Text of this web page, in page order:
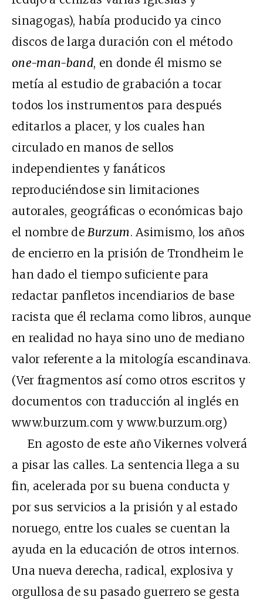
sinagogas), había producido ya cinco
discos de larga duración con el método
one-man-band, en donde él mismo se
metía al estudio de grabación a tocar
todos los instrumentos para después
editarlos a placer, y los cuales han
circulado en manos de sellos
independientes y fanáticos
reproduciéndose sin limitaciones
autorales, geográficas o económicas bajo
el nombre de Burzum. Asimismo, los años
de encierro en la prisión de Trondheim le
han dado el tiempo suficiente para
redactar panfletos incendiarios de base
racista que él reclama como libros, aunque
en realidad no haya sino uno de mediano
valor referente a la mitología escandinava.
(Ver fragmentos así como otros escritos y
documentos con traducción al inglés en
www.burzum.com y www.burzum.org)
En agosto de este año Vikernes volverá
a pisar las calles. La sentencia llega a su
fin, acelerada por su buena conducta y
por sus servicios a la prisión y al estado
noruego, entre los cuales se cuentan la
ayuda en la educación de otros internos.
Una nueva derecha, radical, explosiva y
orgullosa de su pasado guerrero se gesta